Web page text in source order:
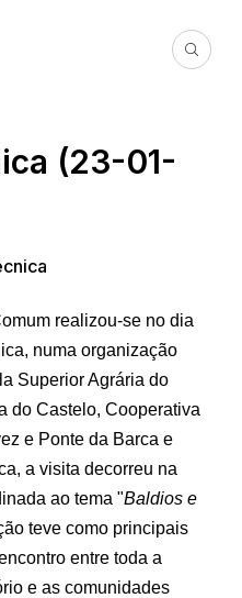
(23-01-
realizou-se no dia
numa organização
Superior Agrária do
do Castelo, Cooperativa
e Ponte da Barca e
a visita decorreu na
ao tema "Baldios e
teve como principais
entre toda a
e as comunidades